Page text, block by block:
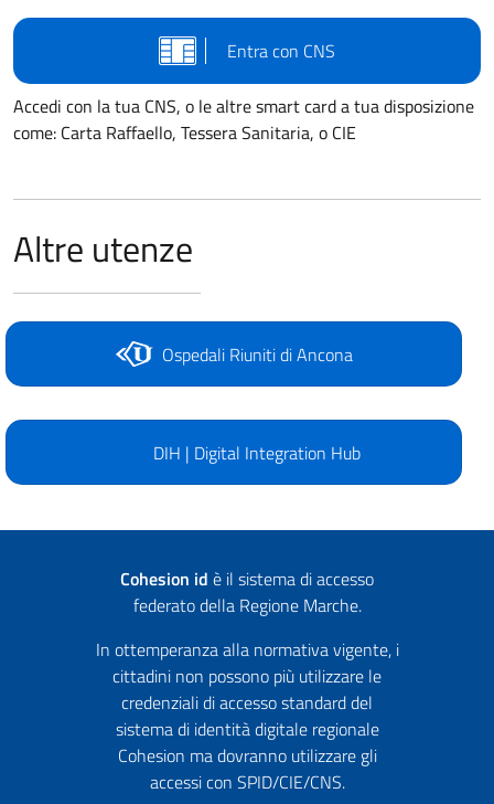
Entra con CNS
Accedi con la tua CNS, o le altre smart card a tua disposizione
come: Carta Raffaello, Tessera Sanitaria, o CIE
Altre utenze
Ospedali Riuniti di Ancona
DIH | Digital Integration Hub
Cohesion id è il sistema di accesso
federato della Regione Marche.
In ottemperanza alla normativa vigente, i
cittadini non possono più utilizzare le
credenziali di accesso standard del
sistema di identità digitale regionale
Cohesion ma dovranno utilizzare gli
accessi con SPID/CIE/CNS.